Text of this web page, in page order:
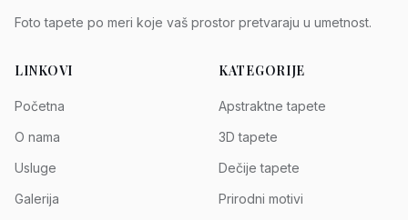
Foto tapete po meri koje vaš prostor pretvaraju u umetnost.
LINKOVI
Početna
O nama
Usluge
Galerija
KATEGORIJE
Apstraktne tapete
3D tapete
Dečije tapete
Prirodni motivi